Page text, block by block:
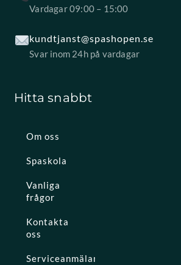
Vardagar 09:00 – 15:00
kundtjanst@spashopen.se
Svar inom 24h på vardagar
Hitta snabbt
Om oss
Spaskola
Vanliga
frågor
Kontakta
oss
Serviceanmälan